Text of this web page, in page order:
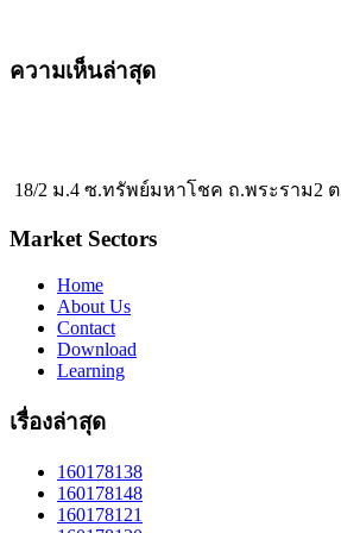
ความเห็นล่าสุด
18/2 ม.4 ซ.ทรัพย์มหาโชค ถ.พระราม2
Market Sectors
Home
About Us
Contact
Download
Learning
เรื่องล่าสุด
160178138
160178148
160178121